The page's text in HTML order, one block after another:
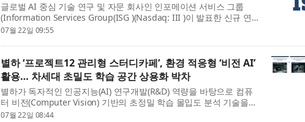
글로벌 AI 중심 기술 연구 및 자문 회사인 인포메이션 서비스 그룹
(Information Services Group(ISG )(Nasdaq: III )이 발표한 신규 연
구 보고서에 따르면, 아시아태평양 전역의 기업들은 경제적 불확실성,
07월 22일 09:55
별하 ‘프로젝트12 관리형 스터디카페’, 환경 적응형 ‘비전 AI’
활용… 차세대 초밀도 학습 공간 상용화 박차
별하가 독자적인 인공지능(AI) 연구개발(R&D) 역량을 바탕으로 컴퓨
터 비전(Computer Vision) 기반의 초정밀 학습 몰입도 분석 기술을
자체 개발하며, 이를 적용한 차세대 에듀테크 오프라인 공간 상용화에
07월 22일 08:44